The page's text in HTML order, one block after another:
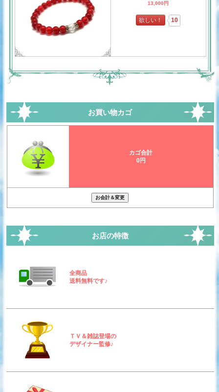
13,000円
欲しい！ 10
お買い物カゴ
カゴ合計
0円
お店の特徴
全商品
送料無料です♪
ＴＶ＆雑誌登場の
デザイナー監修♪